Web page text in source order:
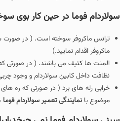
سولاردام فوما در حین کار
ترانس ماکروفر سوخته است. ( در
ماکروفر اقدام نمایید.)
نظافت داخل کابین سولاردام و وجود
خرابی رله های برد ( در صورتی که ره
موضوع با نمایندگی تعمیر سولاردام فوما